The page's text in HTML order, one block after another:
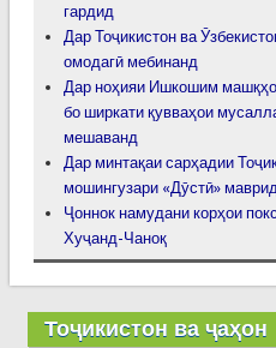
гардид
Дар Тоҷикистон ва
омодагӣ мебинанд
Дар ноҳияи Ишкошим
бо ширкати қувваҳои
мешаванд
Дар минтақаи сарҳадии
мошингузари «Дӯстӣ»
Ҷоннок намудани корҳои
Хуҷанд-Чаноқ
Тоҷикистон ва ҷаҳон